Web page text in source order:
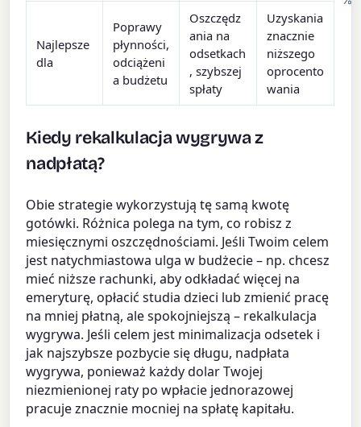
Najlepsze
dla
Poprawy
płynności,
odciążeni
a budżetu
Oszczędz
ania na
odsetkach
, szybszej
spłaty
Uzyskania
znacznie
niższego
oprocento
wania
Kiedy rekalkulacja wygrywa z
nadpłatą?
Obie strategie wykorzystują tę samą kwotę
gotówki. Różnica polega na tym, co robisz z
miesięcznymi oszczędnościami. Jeśli Twoim celem
jest natychmiastowa ulga w budżecie – np. chcesz
mieć niższe rachunki, aby odkładać więcej na
emeryturę, opłacić studia dzieci lub zmienić pracę
na mniej płatną, ale spokojniejszą – rekalkulacja
wygrywa. Jeśli celem jest minimalizacja odsetek i
jak najszybsze pozbycie się długu, nadpłata
wygrywa, ponieważ każdy dolar Twojej
niezmienionej raty po wpłacie jednorazowej
pracuje znacznie mocniej na spłatę kapitału.